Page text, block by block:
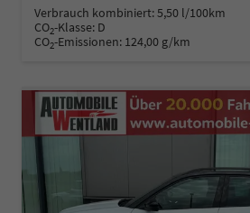
Verbrauch kombiniert:5,50 l/100km
CO2-Klasse: D
CO2-Emissionen: 124,00 g/km